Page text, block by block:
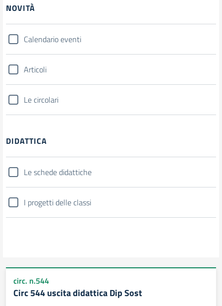
NOVITÀ
Calendario eventi
Articoli
Le circolari
DIDATTICA
Le schede didattiche
I progetti delle classi
circ. n.544
Circ 544 uscita didattica Dip Sost